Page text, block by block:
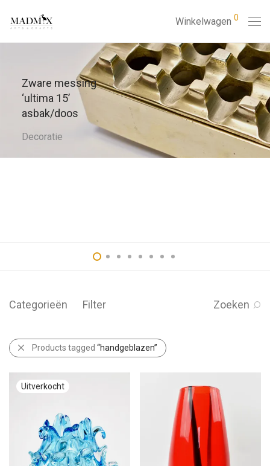
Winkelwagen 0
Zware messing
‘ultima 15’
asbak/doos
Decoratie
Categorieën Filter Zoeken
Products tagged “handgeblazen”